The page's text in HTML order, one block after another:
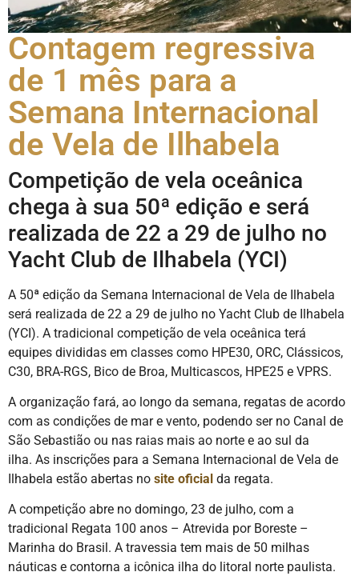
Contagem regressiva
de 1 mês para a
Semana Internacional
de Vela de Ilhabela
Competição de vela oceânica
chega à sua 50ª edição e será
realizada de 22 a 29 de julho no
Yacht Club de Ilhabela (YCI)
A 50ª edição da Semana Internacional de Vela de Ilhabela
será realizada de 22 a 29 de julho no Yacht Club de Ilhabela
(YCI). A tradicional competição de vela oceânica terá
equipes divididas em classes como HPE30, ORC, Clássicos,
C30, BRA-RGS, Bico de Broa, Multicascos, HPE25 e VPRS.
A organização fará, ao longo da semana, regatas de acordo
com as condições de mar e vento, podendo ser no Canal de
São Sebastião ou nas raias mais ao norte e ao sul da
ilha. As inscrições para a Semana Internacional de Vela de
Ilhabela estão abertas no site oficial da regata.
A competição abre no domingo, 23 de julho, com a
tradicional Regata 100 anos – Atrevida por Boreste –
Marinha do Brasil. A travessia tem mais de 50 milhas
náuticas e contorna a icônica ilha do litoral norte paulista.